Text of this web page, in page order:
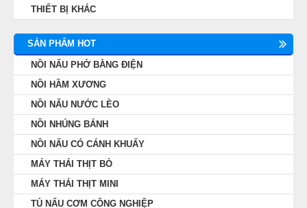
THIẾT BỊ KHÁC
SẢN PHẨM HOT
NỒI NẤU PHỞ BẰNG ĐIỆN
NỒI HẦM XƯƠNG
NỒI NẤU NƯỚC LÈO
NỒI NHÚNG BÁNH
NỒI NẤU CÓ CÁNH KHUẤY
MÁY THÁI THỊT BÒ
MÁY THÁI THỊT MINI
TỦ NẤU CƠM CÔNG NGHIỆP